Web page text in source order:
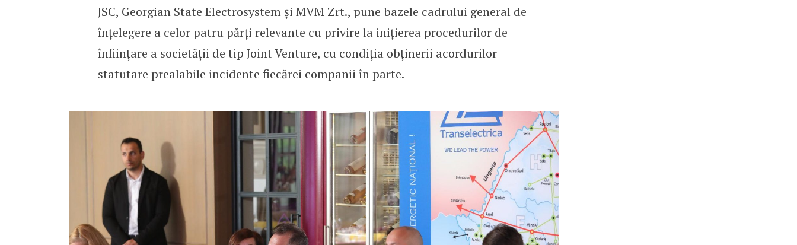
JSC, Georgian State Electrosystem și MVM Zrt., pune bazele cadrului general de
înțelegere a celor patru părți relevante cu privire la inițierea procedurilor de
înființare a societății de tip Joint Venture, cu condiția obținerii acordurilor
statutare prealabile incidente fiecărei companii în parte.